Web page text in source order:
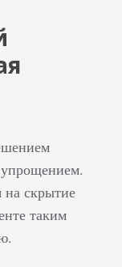
на скрытие
таким